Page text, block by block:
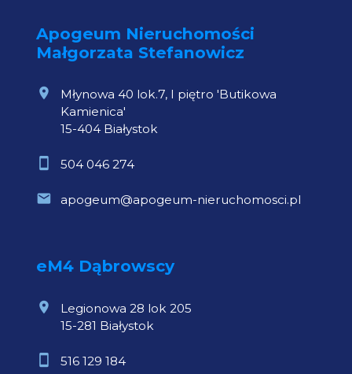
Apogeum Nieruchomości
Małgorzata Stefanowicz
Młynowa 40 lok.7, I piętro 'Butikowa
Kamienica'
15-404 Białystok
504 046 274
apogeum@apogeum-nieruchomosci.pl
eM4 Dąbrowscy
Legionowa 28 lok 205
15-281 Białystok
516 129 184